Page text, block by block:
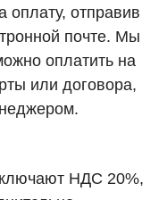
оплату, отправив
почте. Мы
оплатить на
или договора,
НДС 20%,